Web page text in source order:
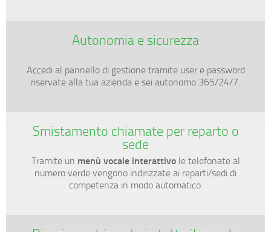
Autonomia e sicurezza
Accedi al pannello di gestione tramite user e password
riservate alla tua azienda e sei autonomo 365/24/7.
Smistamento chiamate per reparto o
sede
Tramite un menù vocale interattivole telefonate al
numero verde vengono indirizzate ai reparti/sedi di
competenza in modo automatico.